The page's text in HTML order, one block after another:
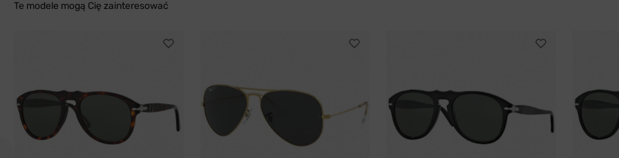
Te modele mogą Cię zainteresować